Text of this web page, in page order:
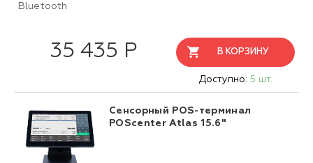
Bluetooth
35 435 Р В КОРЗИНУ
Доступно: 5 шт.
Сенсорный POS-терминал
POScenter Atlas 15.6"